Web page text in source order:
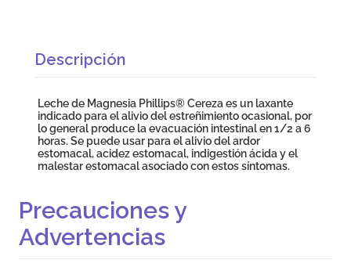
Descripción
Leche de Magnesia Phillips® Cereza es un laxante
indicado para el alivio del estreñimiento ocasional, por
lo general produce la evacuación intestinal en 1/2 a 6
horas. Se puede usar para el alivio del ardor
estomacal, acidez estomacal, indigestión ácida y el
malestar estomacal asociado con estos síntomas.
Precauciones y
Advertencias